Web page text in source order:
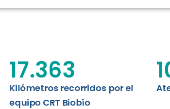
ABORDAJE CLÍNICO
salud digital a los habitantes...
Kilómetros recorridos por el
equipo CRT Biobío
17.363